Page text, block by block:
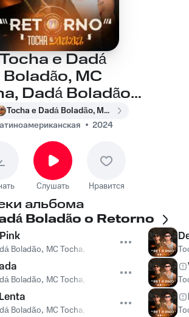
Tocha e Dadá
Boladão, MC
Dadá Boladão -
Tá Maneiro
Tocha e Dadá Boladão, MC Tocha, Dadá Boladão
2024
Слушать Нравится
альбома
Boladão o Retorno
Boladão, MC Tocha,
Boladão, MC Tocha,
Boladão, MC Tocha,